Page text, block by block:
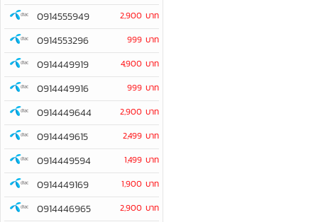
0914555949 2,900 บาท
0914553296 999 บาท
0914449919 4,900 บาท
0914449916 999 บาท
0914449644 2,900 บาท
0914449615 2,499 บาท
0914449594 1,499 บาท
0914449169 1,900 บาท
0914446965 2,900 บาท